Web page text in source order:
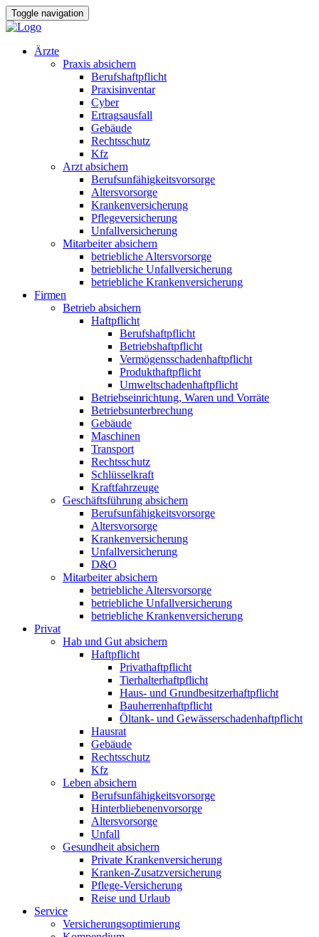
Toggle navigation
Ärzte
Praxis absichern
Berufshaftpflicht
Praxisinventar
Cyber
Ertragsausfall
Gebäude
Rechtsschutz
Kfz
Arzt absichern
Berufsunfähigkeitsvorsorge
Altersvorsorge
Krankenversicherung
Pflegeversicherung
Unfallversicherung
Mitarbeiter absichern
betriebliche Altersvorsorge
betriebliche Unfallversicherung
betriebliche Krankenversicherung
Firmen
Betrieb absichern
Haftpflicht
Berufshaftpflicht
Betriebshaftpflicht
Vermögensschadenhaftpflicht
Produkthaftpflicht
Umweltschadenhaftpflicht
Betriebseinrichtung, Waren und Vorräte
Betriebsunterbrechung
Gebäude
Maschinen
Transport
Rechtsschutz
Schlüsselkraft
Kraftfahrzeuge
Geschäftsführung absichern
Berufsunfähigkeitsvorsorge
Altersvorsorge
Krankenversicherung
Unfallversicherung
D&O
Mitarbeiter absichern
betriebliche Altersvorsorge
betriebliche Unfallversicherung
betriebliche Krankenversicherung
Privat
Hab und Gut absichern
Haftpflicht
Privathaftpflicht
Tierhalterhaftpflicht
Haus- und Grundbesitzerhaftpflicht
Bauherrenhaftpflicht
Öltank- und Gewässerschadenhaftpflicht
Hausrat
Gebäude
Rechtsschutz
Kfz
Leben absichern
Berufsunfähigkeitsvorsorge
Hinterbliebenenvorsorge
Altersvorsorge
Unfall
Gesundheit absichern
Private Krankenversicherung
Kranken-Zusatzversicherung
Pflege-Versicherung
Reise und Urlaub
Service
Versicherungsoptimierung